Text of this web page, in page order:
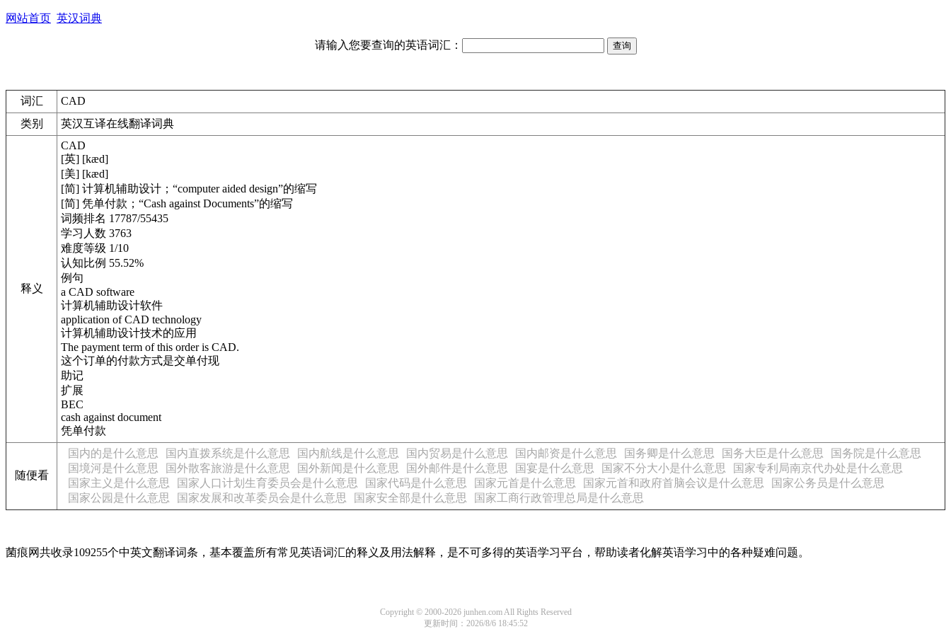
网站首页 英汉词典
请输入您要查询的英语词汇：
词汇
CAD
类别
英汉互译在线翻译词典
释义
CAD
[英] [kæd]
[美] [kæd]
[简] 计算机辅助设计；“computer aided design”的缩写
[简] 凭单付款；“Cash against Documents”的缩写
词频排名 17787/55435
学习人数 3763
难度等级 1/10
认知比例 55.52%
例句
a CAD software
计算机辅助设计软件
application of CAD technology
计算机辅助设计技术的应用
The payment term of this order is CAD.
这个订单的付款方式是交单付现
助记
扩展
BEC
cash against document
凭单付款
随便看
国内的是什么意思 国内直拨系统是什么意思 国内航线是什么意思 国内贸易是什么意思 国内邮资是什么意思 国务卿是什么意思 国务大臣是什么意思
国务院是什么意思
国境河是什么意思
国外散客旅游是什么意思 国外新闻是什么意思 国外邮件是什么意思 国宴是什么意思 国家不分大小是什么意思
国家专利局南京代办处是什么意思
国家主义是什么意思
国家人口计划生育委员会是什么意思 国家代码是什么意思 国家元首是什么意思 国家元首和政府首脑会议是什么意思
国家公务员是什么意思
国家公园是什么意思
国家发展和改革委员会是什么意思 国家安全部是什么意思 国家工商行政管理总局是什么意思
菌痕网共收录109255个中英文翻译词条，基本覆盖所有常见英语词汇的释义及用法解释，是不可多得的英语学习平台，帮助读者化解英语学习中的各种疑难问题。
Copyright © 2000-2026 junhen.com All Rights Reserved
更新时间：2026/8/6 18:45:52